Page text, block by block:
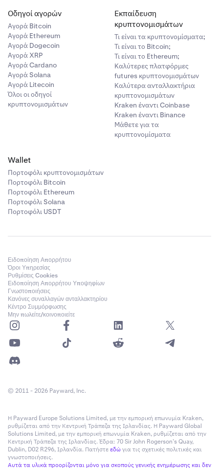
4 ΠατήστεΕπιβεβαίωση
Σημαντικό:
•
Το συνολικό κόστος, τα τέλη και το ποσό που
λαμβάνεται από τις επαναλαμβανόμενες συναλλαγές
ενδέχεται να διαφέρουν λόγω της διακύμανσης της
τιμής της αγοράς.
4
Μετονομάστε την παραγγελία σας και πατήστε
αποθήκευση μόλις είστε έτοιμοι.
5
Αυτό ήταν! Η επαναλαμβανόμενη αγορά σας έχει
μετονομαστεί.
Οδηγοί αγορών
Αγορά Bitcoin
Αγορά Ethereum
Αγορά Dogecoin
Αγορά XRP
Αγορά Cardano
Αγορά Solana
Αγορά Litecoin
Όλοι οι οδηγοί
κρυπτονομισμάτων
Εκπαίδευση
κρυπτονομισμάτων
Τι είναι τα κρυπτονομίσματα;
Τι είναι το Bitcoin;
Τι είναι το Ethereum;
Καλύτερες πλατφόρμες
futures κρυπτονομισμάτων
Καλύτερα ανταλλακτήρια
κρυπτονομισμάτων
Kraken έναντι Coinbase
Kraken έναντι Binance
Μάθετε για τα
κρυπτονομίσματα
Wallet
Πορτοφόλι κρυπτονομισμάτων
Πορτοφόλι Bitcoin
Πορτοφόλι Ethereum
Πορτοφόλι Solana
Πορτοφόλι USDT
Ειδοποίηση Απορρήτου
Όροι Υπηρεσίας
Ρυθμίσεις Cookies
Ειδοποίηση Απορρήτου Υποψηφίων
Γνωστοποιήσεις
Κανόνες συναλλαγών ανταλλακτηρίου
Κέντρο Συμμόρφωσης
Μην πωλείτε/κοινοποιείτε
© 2011 - 2026 Payward, Inc.
Η Payward Europe Solutions Limited, με την εμπορική επωνυμία Kraken,
ρυθμίζεται από την Κεντρική Τράπεζα της Ιρλανδίας. Η Payward Global
Solutions Limited, με την εμπορική επωνυμία Kraken, ρυθμίζεται από την
Κεντρική Τράπεζα της Ιρλανδίας. Έδρα: 70 Sir John Rogerson’s Quay,
Dublin, D02 R296, Ιρλανδία. Πατήστεεδώγια τις σχετικές πολιτικές και
γνωστοποιήσεις.
Αυτά τα υλικά προορίζονται μόνο για σκοπούς γενικής ενημέρωσης και δεν